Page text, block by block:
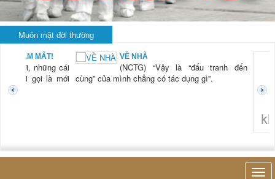
Muôn mặt đời thường
NAM MẤT!
“Xời, những cái
mới gọi là mới
VỀ NHÀ
(NCTG) “Vậy là “đấu tranh đến
cùng” của mình chẳng có tác dụng gì”.